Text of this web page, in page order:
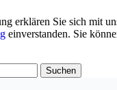
erklären Sie sich mit
einverstanden. Sie